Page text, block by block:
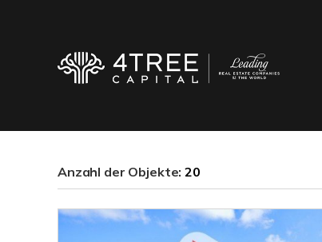
Anzahl der Objekte:20